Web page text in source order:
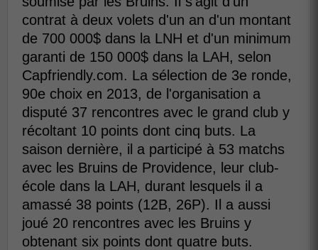
contrat à deux volets d'un an d'un montant
de 700 000$ dans la LNH et d'un minimum
garanti de 150 000$ dans la LAH, selon
Capfriendly.com. La sélection de 3e ronde,
90e choix en 2013, de l'organisation a
disputé 37 rencontres avec le grand club y
récoltant 10 points dont cinq buts. La
saison dernière, il a participé à 53 matchs
avec les Bruins de Providence, leur club-
école dans la LAH, durant lesquels il a
amassé 38 points (12B, 26P). Il a aussi
joué 20 rencontres avec les Bruins y
obtenant six points dont quatre buts.